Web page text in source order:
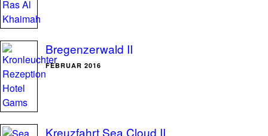
Bregenzerwald II
FEBRUAR 2016
Kreuzfahrt Sea Cloud II